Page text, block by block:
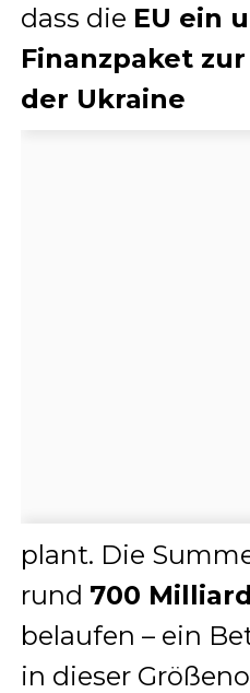
dass die EU ein
Finanzpaket
der Ukraine
plant. Die
rund 700
belaufen – ein
in dieser